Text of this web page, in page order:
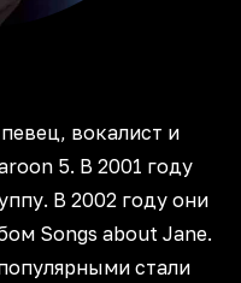
вокалист и
5. В 2001 году
В 2002 году они
Songs about Jane.
стали